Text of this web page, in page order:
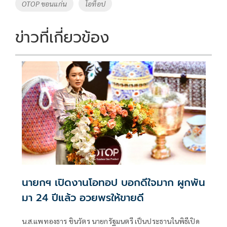
k k
OTOP ขอนแก่น โอท็อป
ข่าวที่เกี่ยวข้อง
นายกฯ เปิดงานโอทอป บอกดีใจมาก ผูกพัน
มา 24 ปีแล้ว อวยพรให้ขายดี
น.ส.แพทองธาร ชินวัตร นายกรัฐมนตรี เป็นประธานในพิธีเปิด